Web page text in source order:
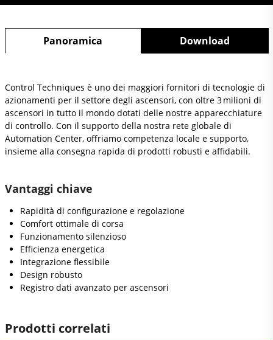
Panoramica Download
Control Techniques è uno dei maggiori fornitori di tecnologie di
azionamenti per il settore degli ascensori, con oltre 3 milioni di
ascensori in tutto il mondo dotati delle nostre apparecchiature
di controllo. Con il supporto della nostra rete globale di
Automation Center, offriamo competenza locale e supporto,
insieme alla consegna rapida di prodotti robusti e affidabili.
Vantaggi chiave
Rapidità di configurazione e regolazione
Comfort ottimale di corsa
Funzionamento silenzioso
Efficienza energetica
Integrazione flessibile
Design robusto
Registro dati avanzato per ascensori
Prodotti correlati